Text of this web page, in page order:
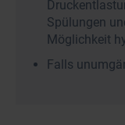
Spülungen
Möglichkeit
Falls